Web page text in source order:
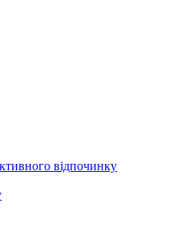
відпочинку